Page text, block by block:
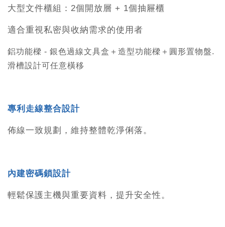
大型文件櫃組：2個開放層 + 1個抽屜櫃
適合重視私密與收納需求的使用者
鋁功能樑 - 銀色過線文具盒 ＋ 造型功能樑 ＋ 圓形置物盤.
滑槽設計可任意橫移
專利走線整合設計
佈線一致規劃，維持整體乾淨俐落。
內建密碼鎖設計
輕鬆保護主機與重要資料，提升安全性。